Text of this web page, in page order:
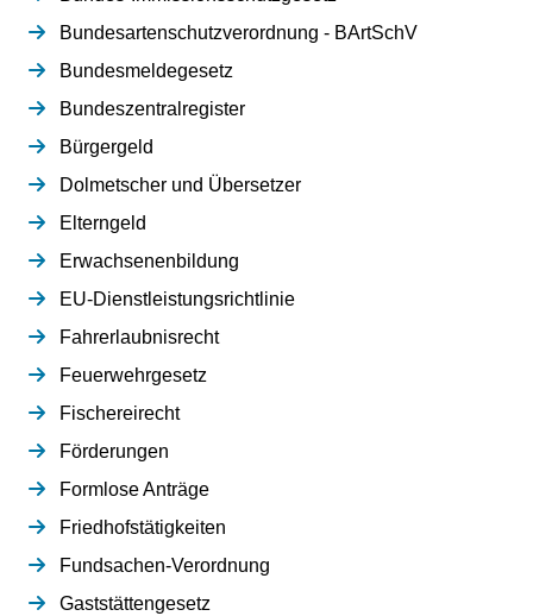
Bundesartenschutzverordnung - BArtSchV
Bundesmeldegesetz
Bundeszentralregister
Bürgergeld
Dolmetscher und Übersetzer
Elterngeld
Erwachsenenbildung
EU-Dienstleistungsrichtlinie
Fahrerlaubnisrecht
Feuerwehrgesetz
Fischereirecht
Förderungen
Formlose Anträge
Friedhofstätigkeiten
Fundsachen-Verordnung
Gaststättengesetz